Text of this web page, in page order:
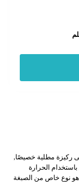
ركيزة مطلية خصيصًا,
باستخدام الحرارة
هو نوع خاص من الصبغة